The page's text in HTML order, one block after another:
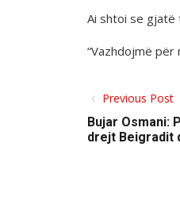
Ai shtoi se gjatë
“Vazhdojmë
Previous Post
Bujar Osmani:
drejt Beigradit